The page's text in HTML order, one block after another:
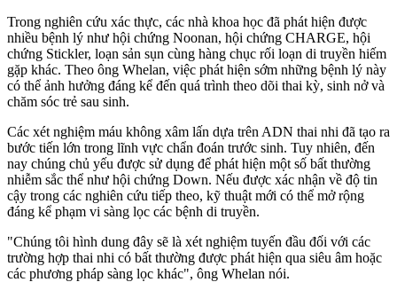
Trong nghiên cứu xác thực, các nhà khoa học đã phát hiện được
nhiều bệnh lý như hội chứng Noonan, hội chứng CHARGE, hội
chứng Stickler, loạn sản sụn cùng hàng chục rối loạn di truyền hiếm
gặp khác. Theo ông Whelan, việc phát hiện sớm những bệnh lý này
có thể ảnh hưởng đáng kể đến quá trình theo dõi thai kỳ, sinh nở và
chăm sóc trẻ sau sinh.
Các xét nghiệm máu không xâm lấn dựa trên ADN thai nhi đã tạo ra
bước tiến lớn trong lĩnh vực chẩn đoán trước sinh. Tuy nhiên, đến
nay chúng chủ yếu được sử dụng để phát hiện một số bất thường
nhiễm sắc thể như hội chứng Down. Nếu được xác nhận về độ tin
cậy trong các nghiên cứu tiếp theo, kỹ thuật mới có thể mở rộng
đáng kể phạm vi sàng lọc các bệnh di truyền.
"Chúng tôi hình dung đây sẽ là xét nghiệm tuyến đầu đối với các
trường hợp thai nhi có bất thường được phát hiện qua siêu âm hoặc
các phương pháp sàng lọc khác", ông Whelan nói.